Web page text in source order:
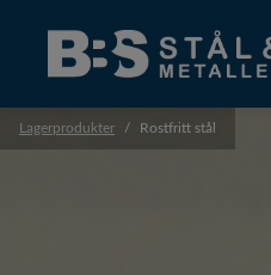
Lagerprodukter Rostfritt stål